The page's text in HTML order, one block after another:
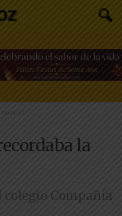
la
colegio Compañía